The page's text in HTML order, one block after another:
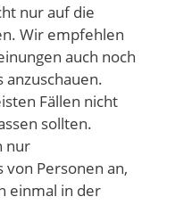
nur auf die
Wir empfehlen
auch noch
anzuschauen.
Fällen nicht
sollten.
nur
von Personen an,
einmal in der